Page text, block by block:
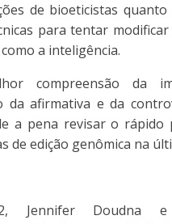
de bioeticistas
para tentar
a inteligência.
compreensão da
da afirmativa e da
a pena revisar o rápido
de edição genômica na
Jennifer Doudna e